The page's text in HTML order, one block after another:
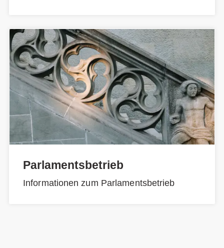
Parlamentsbetrieb
Informationen zum Parlamentsbetrieb